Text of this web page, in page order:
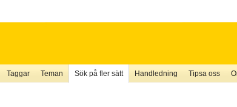
Taggar Teman Sök på fler sätt Handledning Tipsa oss